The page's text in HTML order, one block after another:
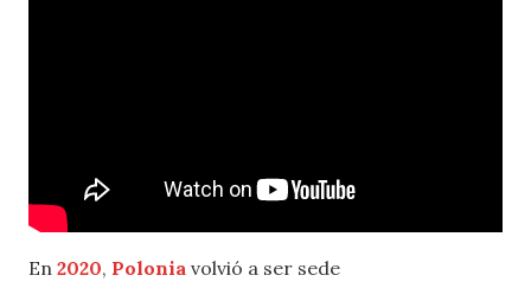
En 2020, Polonia volvió a ser sede